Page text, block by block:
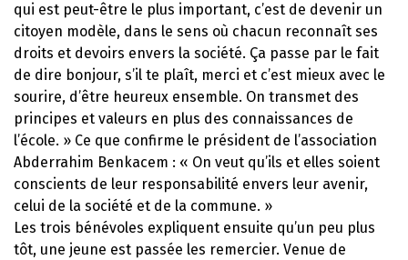
qui est peut-être le plus important, c’est de devenir un
citoyen modèle, dans le sens où chacun reconnaît ses
droits et devoirs envers la société. Ça passe par le fait
de dire bonjour, s’il te plaît, merci et c’est mieux avec le
sourire, d’être heureux ensemble. On transmet des
principes et valeurs en plus des connaissances de
l’école. » Ce que confirme le président de l’association
Abderrahim Benkacem : « On veut qu’ils et elles soient
conscients de leur responsabilité envers leur avenir,
celui de la société et de la commune. »
Les trois bénévoles expliquent ensuite qu’un peu plus
tôt, une jeune est passée les remercier. Venue de